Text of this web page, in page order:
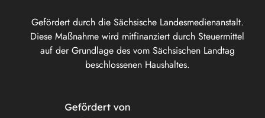
Gefördert durch die Sächsische Landesmedienanstalt.
Diese Maßnahme wird mitfinanziert durch Steuermittel
auf der Grundlage des vom Sächsischen Landtag
beschlossenen Haushaltes.